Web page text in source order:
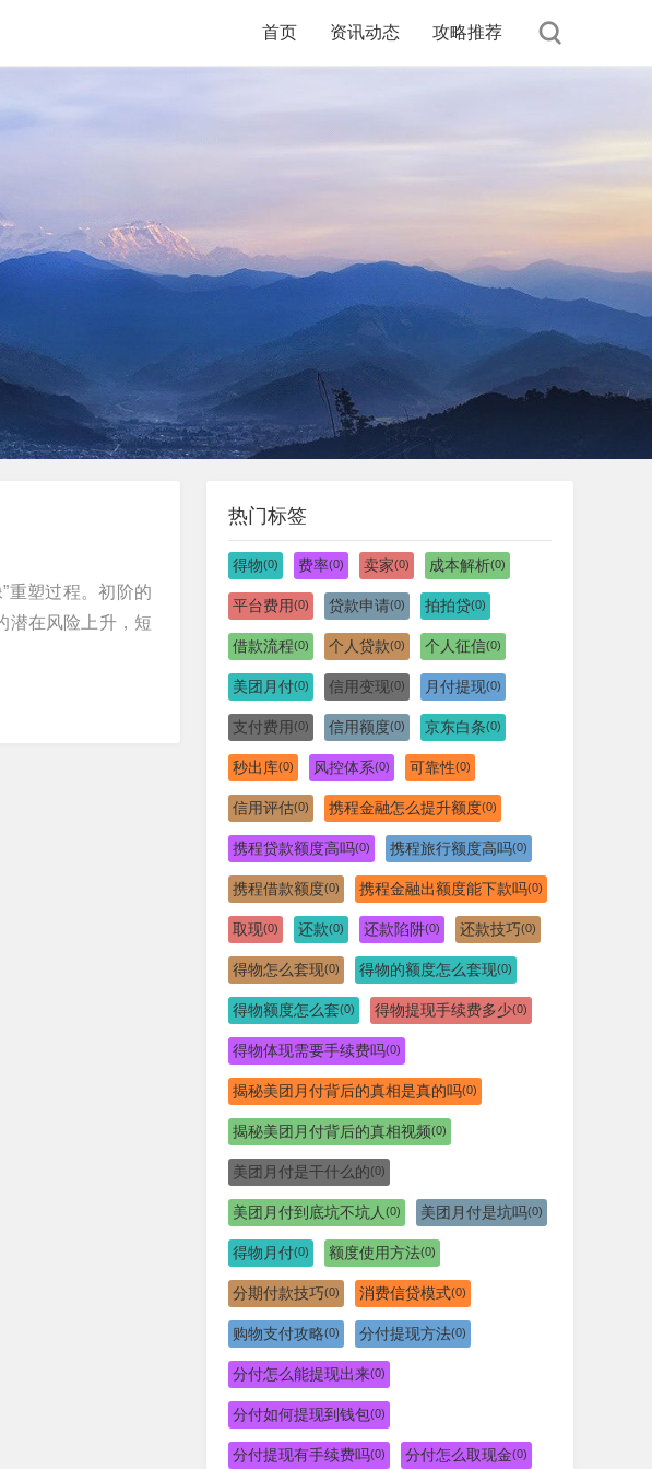
首页 资讯动态 攻略推荐
重塑过程。初阶的
潜在风险上升，短
热门标签
得物(0) 费率(0) 卖家(0) 成本解析(0)
平台费用(0) 贷款申请(0) 拍拍贷(0)
借款流程(0) 个人贷款(0) 个人征信(0)
美团月付(0) 信用变现(0) 月付提现(0)
支付费用 (0) 信用额度(0) 京东白条(0)
秒出库(0) 风控体系(0) 可靠性(0)
信用评估(0) 携程金融怎么提升额度(0)
携程贷款额度高吗(0) 携程旅行额度高吗(0)
携程借款额度(0) 携程金融出额度能下款吗(0)
取现(0) 还款(0) 还款陷阱(0) 还款技巧(0)
得物怎么套现(0) 得物的额度怎么套现(0)
得物额度怎么套(0) 得物提现手续费多少(0)
得物体现需要手续费吗(0)
揭秘美团月付背后的真相是真的吗(0)
揭秘美团月付背后的真相视频(0)
美团月付是干什么的(0)
美团月付到底坑不坑人 (0) 美团月付是坑吗(0)
得物月付(0) 额度使用方法(0)
分期付款技巧(0) 消费信贷模式(0)
购物支付攻略(0) 分付提现方法(0)
分付怎么能提现出来(0)
分付如何提现到钱包(0)
分付提现有手续费吗(0) 分付怎么取现金(0)